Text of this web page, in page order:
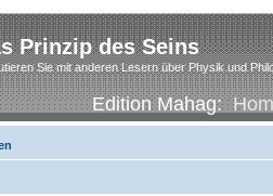
Prinzip des Seins
Sie mit anderen Lesern über Physik und
Edition Mahag: